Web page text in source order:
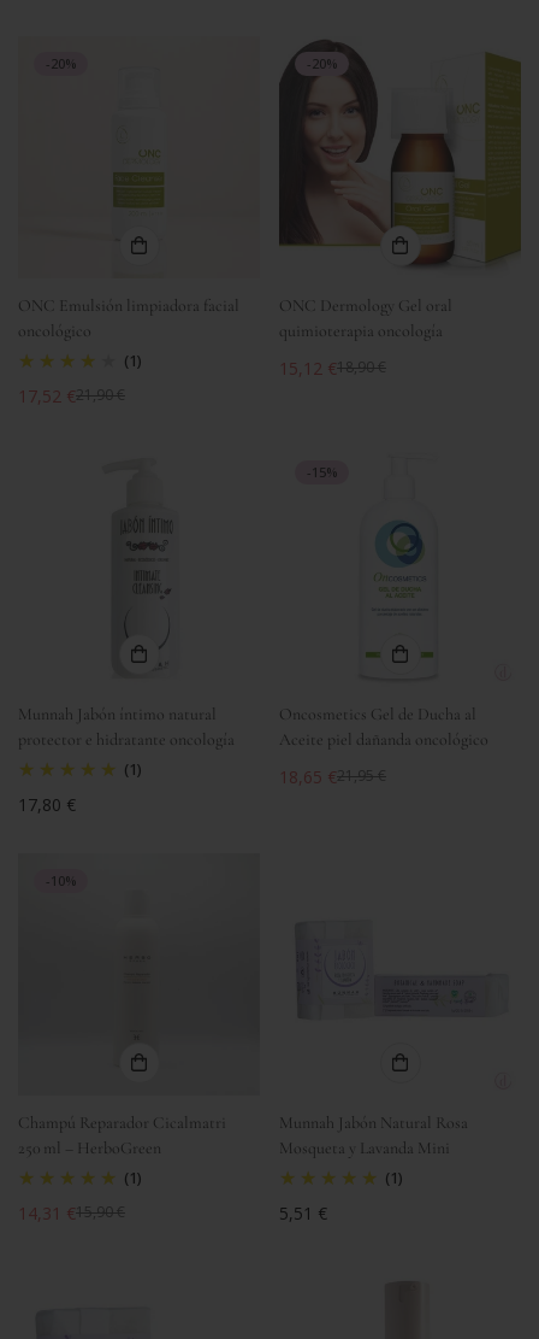
-20%
ONC Emulsión limpiadora facial
oncológico
(1)
Precio
17,52 €
Precio
21,90 €
-20%
ONC Dermology Gel oral
quimioterapia oncología
Precio
15,12 €
Precio
18,90 €
Munnah Jabón íntimo natural
protector e hidratante oncología
(1)
Precio
17,80 €
-15%
Oncosmetics Gel de Ducha al
Aceite piel dañanda oncológico
Precio
18,65 €
Precio
21,95 €
-10%
Champú Reparador Cicalmatri
250 ml – HerboGreen
(1)
Precio
14,31 €
Precio
15,90 €
Munnah Jabón Natural Rosa
Mosqueta y Lavanda Mini
(1)
Precio
5,51 €